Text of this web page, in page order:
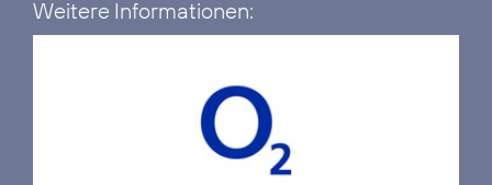
Weitere Informationen: